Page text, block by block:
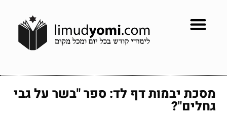
מסכת יבמות דף לד: ספר "בשר על גבי
גחלים"?